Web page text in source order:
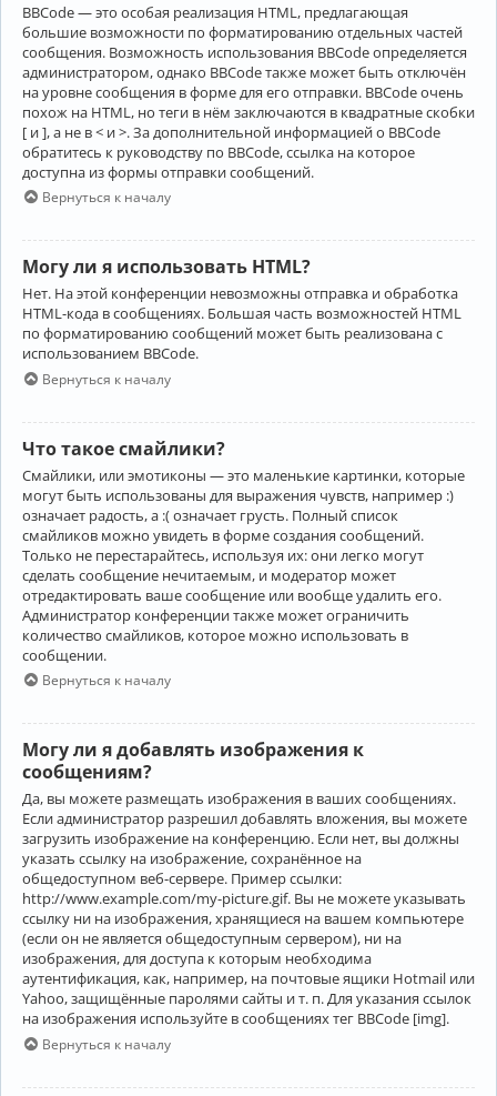
BBCode — это особая реализация HTML, предлагающая
большие возможности по форматированию отдельных частей
сообщения. Возможность использования BBCode определяется
администратором, однако BBCode также может быть отключён
на уровне сообщения в форме для его отправки. BBCode очень
похож на HTML, но теги в нём заключаются в квадратные скобки
[ и ], а не в < и >. За дополнительной информацией о BBCode
обратитесь к руководству по BBCode, ссылка на которое
доступна из формы отправки сообщений.
Вернуться к началу
Могу ли я использовать HTML?
Нет. На этой конференции невозможны отправка и обработка
HTML-кода в сообщениях. Большая часть возможностей HTML
по форматированию сообщений может быть реализована с
использованием BBCode.
Вернуться к началу
Что такое смайлики?
Смайлики, или эмотиконы — это маленькие картинки, которые
могут быть использованы для выражения чувств, например :)
означает радость, а :( означает грусть. Полный список
смайликов можно увидеть в форме создания сообщений.
Только не перестарайтесь, используя их: они легко могут
сделать сообщение нечитаемым, и модератор может
отредактировать ваше сообщение или вообще удалить его.
Администратор конференции также может ограничить
количество смайликов, которое можно использовать в
сообщении.
Вернуться к началу
Могу ли я добавлять изображения к
сообщениям?
Да, вы можете размещать изображения в ваших сообщениях.
Если администратор разрешил добавлять вложения, вы можете
загрузить изображение на конференцию. Если нет, вы должны
указать ссылку на изображение, сохранённое на
общедоступном веб-сервере. Пример ссылки:
http://www.example.com/my-picture.gif. Вы не можете указывать
ссылку ни на изображения, хранящиеся на вашем компьютере
(если он не является общедоступным сервером), ни на
изображения, для доступа к которым необходима
аутентификация, как, например, на почтовые ящики Hotmail или
Yahoo, защищённые паролями сайты и т. п. Для указания ссылок
на изображения используйте в сообщениях тег BBCode [img].
Вернуться к началу